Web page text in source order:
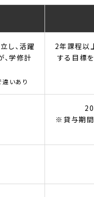
し、活躍
、学修計
いあり
2年課程以
する目標
※貸与期間